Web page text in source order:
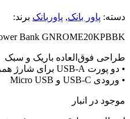
دسته: پاور بانک, پاوربانک برند:
Bank GNROME20KPBBK
طراحی فوق‌العاده باریک و سبک
• دو پورت USB-A برای شارژ همزمان دو دستگاه
• ورودی USB-C و Micro USB
موجود در انبار